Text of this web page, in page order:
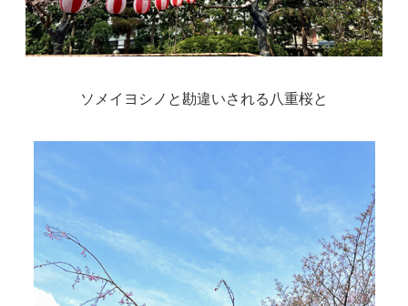
ソメイヨシノと勘違いされる八重桜と